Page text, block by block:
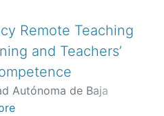
;Tuero, Ellián;
B.
Remote Teaching
and Teachers’
Autónoma de Baja
de Investigación y